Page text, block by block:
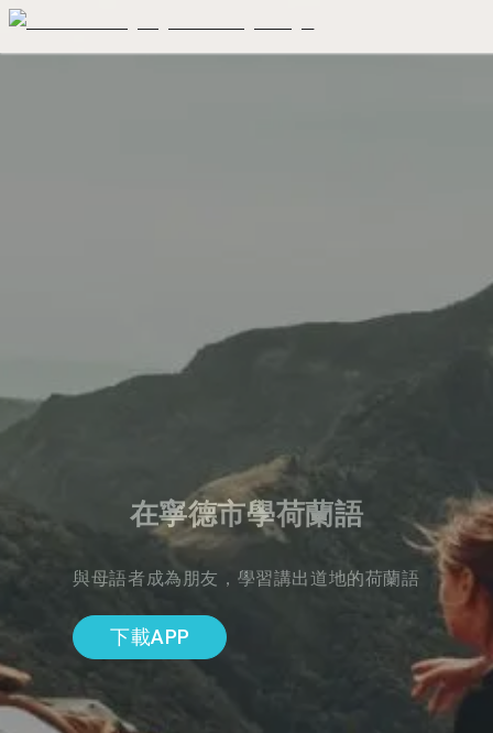
在寧德市學荷蘭語
與母語者成為朋友，學習講出道地的荷蘭語
下載APP